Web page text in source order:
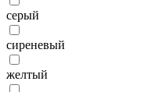
серый
сиреневый
желтый